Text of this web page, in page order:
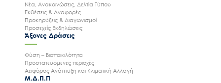
Νέα, Ανακοινώσεις, Δελτία Τύπου
Εκθέσεις & Αναφορές
Προκηρύξεις & Διαγωνισμοί
Προσεχείς Εκδηλώσεις
Άξονες Δράσεις
Φύση – Βιοποικιλότητα
Προστατευόμενες περιοχές
Αειφόρος Ανάπτυξη και Κλιματική Αλλαγή
Μ.Δ.Π.Π